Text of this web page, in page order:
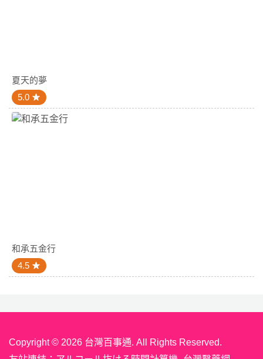
夏天的夢
5.0
和承五金行
4.5
Copyright © 2026 台灣百事通. All Rights Reserved.